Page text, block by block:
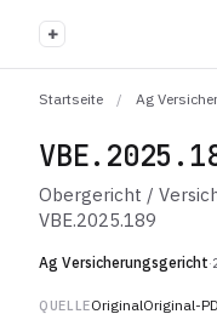
+
Startseite / Ag
Obergericht /
VBE.2025.189
Ag Versicherungsgericht·
QUELLEOriginalOriginal-